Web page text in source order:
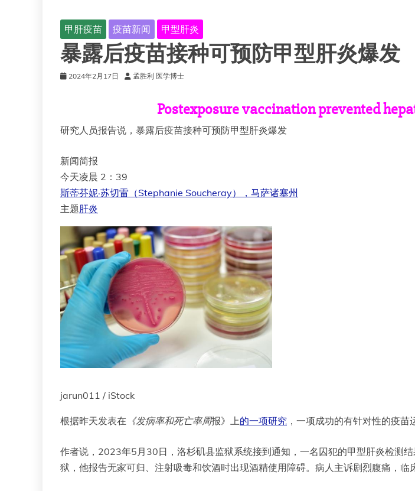
甲肝疫苗 疫苗新闻 甲型肝炎
暴露后疫苗接种可预防甲型肝炎爆发
2024年2月17日 孟胜利 医学博士
Postexposure vaccination prevented
研究人员报告说，暴露后疫苗接种可预防甲型肝炎爆发
新闻简报
今天凌晨 2：39
斯蒂芬妮·苏切雷（Stephanie Soucheray），马萨诸塞州
主题肝炎
jarun011 / iStock
根据昨天发表在 《发病率和死亡率周报》上的一项研究 ，一项成功的有针对性的疫苗
作者说，2023年5月30日，洛杉矶县监狱系统接到通知，一名囚犯的甲型肝炎检测
狱，他报告无家可归、注射吸毒和饮酒时出现酒精使用障碍。病人主诉剧烈腹痛，临